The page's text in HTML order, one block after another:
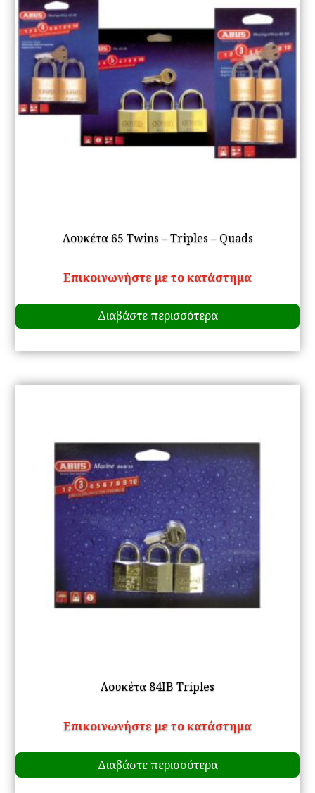
Λουκέτα 65 Twins – Triples – Quads
Επικοινωνήστε με το κατάστημα
Διαβάστε περισσότερα
Λουκέτα 84IB Triples
Επικοινωνήστε με το κατάστημα
Διαβάστε περισσότερα